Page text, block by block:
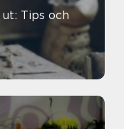
Tips och